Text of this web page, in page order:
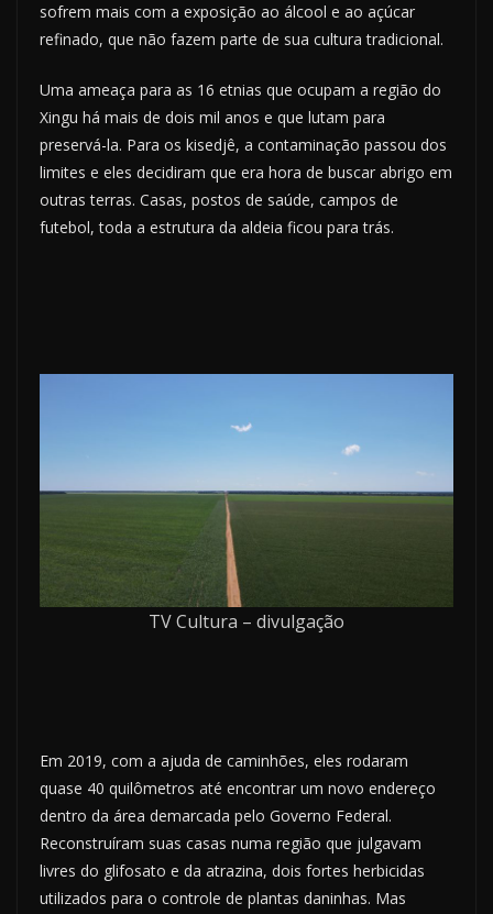
sofrem mais com a exposição ao álcool e ao açúcar
refinado, que não fazem parte de sua cultura tradicional.
Uma ameaça para as 16 etnias que ocupam a região do
Xingu há mais de dois mil anos e que lutam para
preservá-la. Para os kisedjê, a contaminação passou dos
limites e eles decidiram que era hora de buscar abrigo em
outras terras. Casas, postos de saúde, campos de
futebol, toda a estrutura da aldeia ficou para trás.
TV Cultura – divulgação
Em 2019, com a ajuda de caminhões, eles rodaram
quase 40 quilômetros até encontrar um novo endereço
dentro da área demarcada pelo Governo Federal.
Reconstruíram suas casas numa região que julgavam
livres do glifosato e da atrazina, dois fortes herbicidas
utilizados para o controle de plantas daninhas. Mas